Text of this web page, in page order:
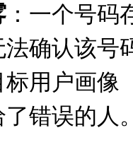
：一个号
法确认该号
用户画像
错误的人